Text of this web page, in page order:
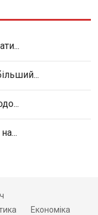
Економіка